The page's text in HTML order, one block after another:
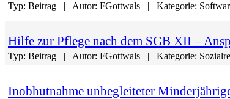
Typ: Beitrag Autor: FGottwals Kategorie:
Hilfe zur Pflege nach dem SGB XII –
Typ: Beitrag Autor: FGottwals Kategorie:
Inobhutnahme unbegleiteter